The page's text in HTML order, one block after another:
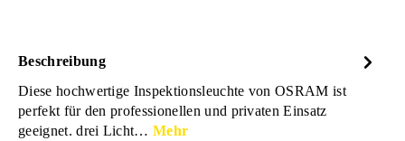
Beschreibung
Diese hochwertige Inspektionsleuchte von OSRAM ist
perfekt für den professionellen und privaten Einsatz
geeignet. drei Licht…Mehr